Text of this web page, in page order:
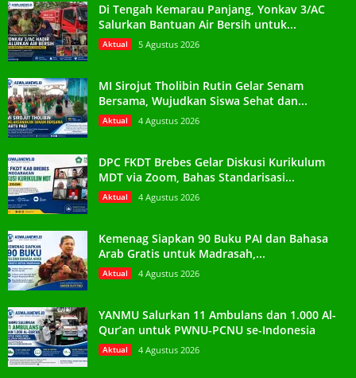
Di Tengah Kemarau Panjang, Yonkav 3/AC
Salurkan Bantuan Air Bersih untuk...
Aktual 5 Agustus 2026
MI Sirojut Tholibin Rutin Gelar Senam
Bersama, Wujudkan Siswa Sehat dan...
Aktual 4 Agustus 2026
DPC FKDT Brebes Gelar Diskusi Kurikulum
MDT via Zoom, Bahas Standarisasi...
Aktual 4 Agustus 2026
Kemenag Siapkan 90 Buku PAI dan Bahasa
Arab Gratis untuk Madrasah,...
Aktual 4 Agustus 2026
YANMU Salurkan 11 Ambulans dan 1.000 Al-
Qur’an untuk PWNU-PCNU se-Indonesia
Aktual 4 Agustus 2026